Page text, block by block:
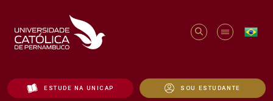
ESTUDE NA UNICAP SOU ESTUDANTE